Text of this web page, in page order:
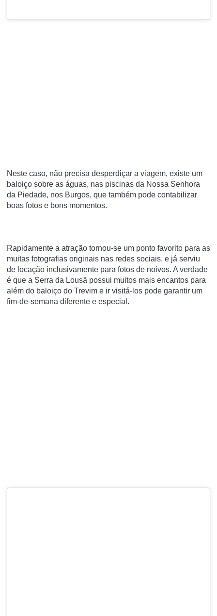
Neste caso, não precisa desperdiçar a viagem, existe um
baloiço sobre as águas, nas piscinas da Nossa Senhora
da Piedade, nos Burgos, que também pode contabilizar
boas fotos e bons momentos.
Rapidamente a atração tornou-se um ponto favorito para as
muitas fotografias originais nas redes sociais, e já serviu
de locação inclusivamente para fotos de noivos. A verdade
é que a Serra da Lousã possui muitos mais encantos para
além do baloiço do Trevim e ir visitá-los pode garantir um
fim-de-semana diferente e especial.